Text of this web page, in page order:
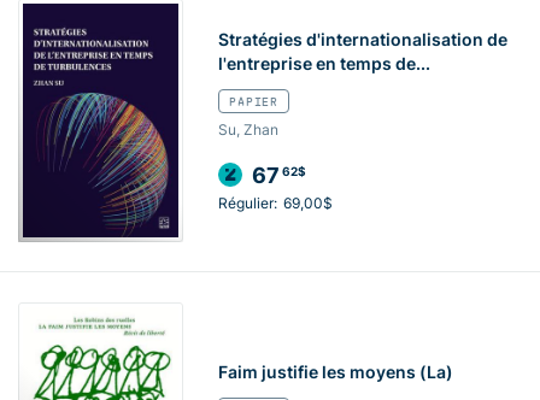
Stratégies d'internationalisation de
l'entreprise en temps de...
PAPIER
Su, Zhan
67 62$
Régulier: 69,00$
Faim justifie les moyens (La)